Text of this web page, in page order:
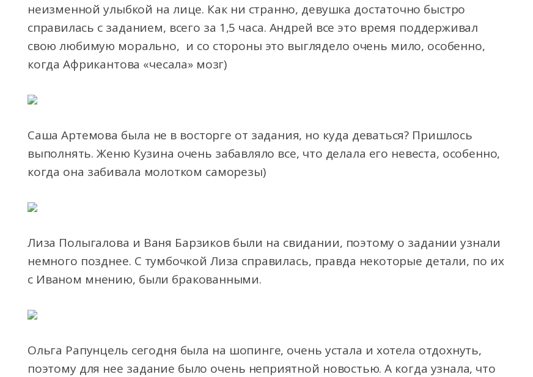
неизменной улыбкой на лице. Как ни странно, девушка достаточно быстро
справилась с заданием, всего за 1,5 часа. Андрей все это время поддерживал
свою любимую морально, и со стороны это выглядело очень мило, особенно,
когда Африкантова «чесала» мозг)
Саша Артемова была не в восторге от задания, но куда деваться? Пришлось
выполнять. Женю Кузина очень забавляло все, что делала его невеста, особенно,
когда она забивала молотком саморезы)
Лиза Полыгалова и Ваня Барзиков были на свидании, поэтому о задании узнали
немного позднее. С тумбочкой Лиза справилась, правда некоторые детали, по их
с Иваном мнению, были бракованными.
Ольга Рапунцель сегодня была на шопинге, очень устала и хотела отдохнуть,
поэтому для нее задание было очень неприятной новостью. А когда узнала, что